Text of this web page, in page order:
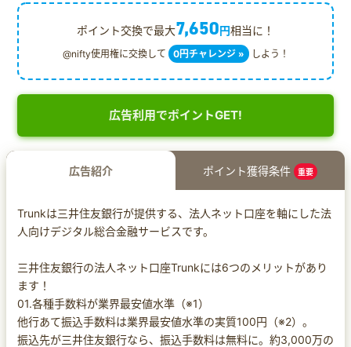
ポイント交換で最大7,650円相当に！
@nifty使用権に交換して 0円チャレンジ » しよう！
広告利用でポイントGET!
広告紹介 ポイント獲得条件 重要
Trunkは三井住友銀行が提供する、法人ネット口座を軸にした法
人向けデジタル総合金融サービスです。
三井住友銀行の法人ネット口座Trunkには6つのメリットがあり
ます！
01.各種手数料が業界最安値水準（※1）
他行あて振込手数料は業界最安値水準の実質100円（※2）。
振込先が三井住友銀行なら、振込手数料は無料に。約3,000万の